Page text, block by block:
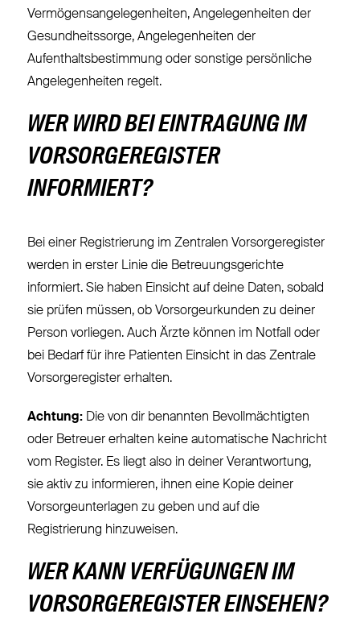
Vermögensangelegenheiten, Angelegenheiten der
Gesundheitssorge, Angelegenheiten der
Aufenthaltsbestimmung oder sonstige persönliche
Angelegenheiten regelt.
WER WIRD BEI EINTRAGUNG IM
VORSORGEREGISTER
INFORMIERT?
Bei einer Registrierung im Zentralen Vorsorgeregister
werden in erster Linie die Betreuungsgerichte
informiert. Sie haben Einsicht auf deine Daten, sobald
sie prüfen müssen, ob Vorsorgeurkunden zu deiner
Person vorliegen. Auch Ärzte können im Notfall oder
bei Bedarf für ihre Patienten Einsicht in das Zentrale
Vorsorgeregister erhalten.
Achtung: Die von dir benannten Bevollmächtigten
oder Betreuer erhalten keine automatische Nachricht
vom Register. Es liegt also in deiner Verantwortung,
sie aktiv zu informieren, ihnen eine Kopie deiner
Vorsorgeunterlagen zu geben und auf die
Registrierung hinzuweisen.
WER KANN VERFÜGUNGEN IM
VORSORGEREGISTER EINSEHEN?